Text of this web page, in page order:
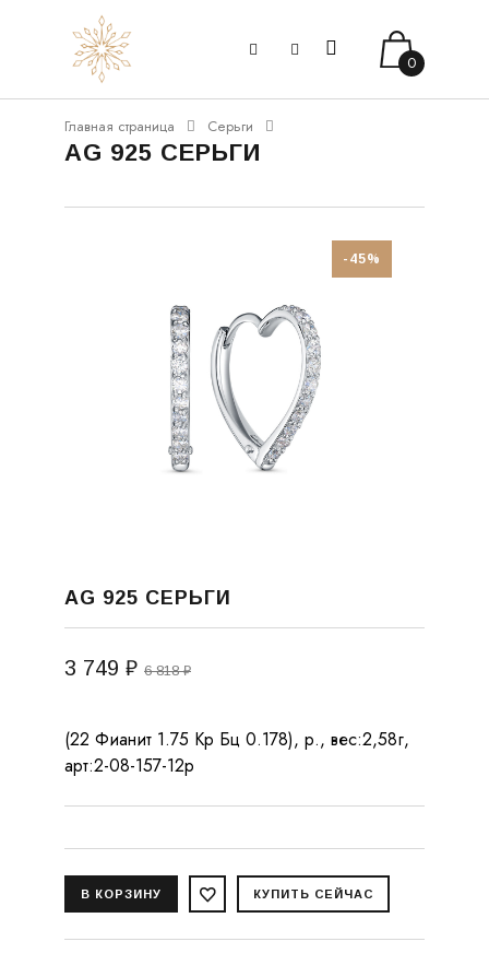
0
Главная страница Серьги
AG 925 СЕРЬГИ
-45%
AG 925 СЕРЬГИ
3 749 ₽ 6 818 ₽
(22 Фианит 1.75 Кр Бц 0.178), р., вес:2,58г,
арт:2-08-157-12р